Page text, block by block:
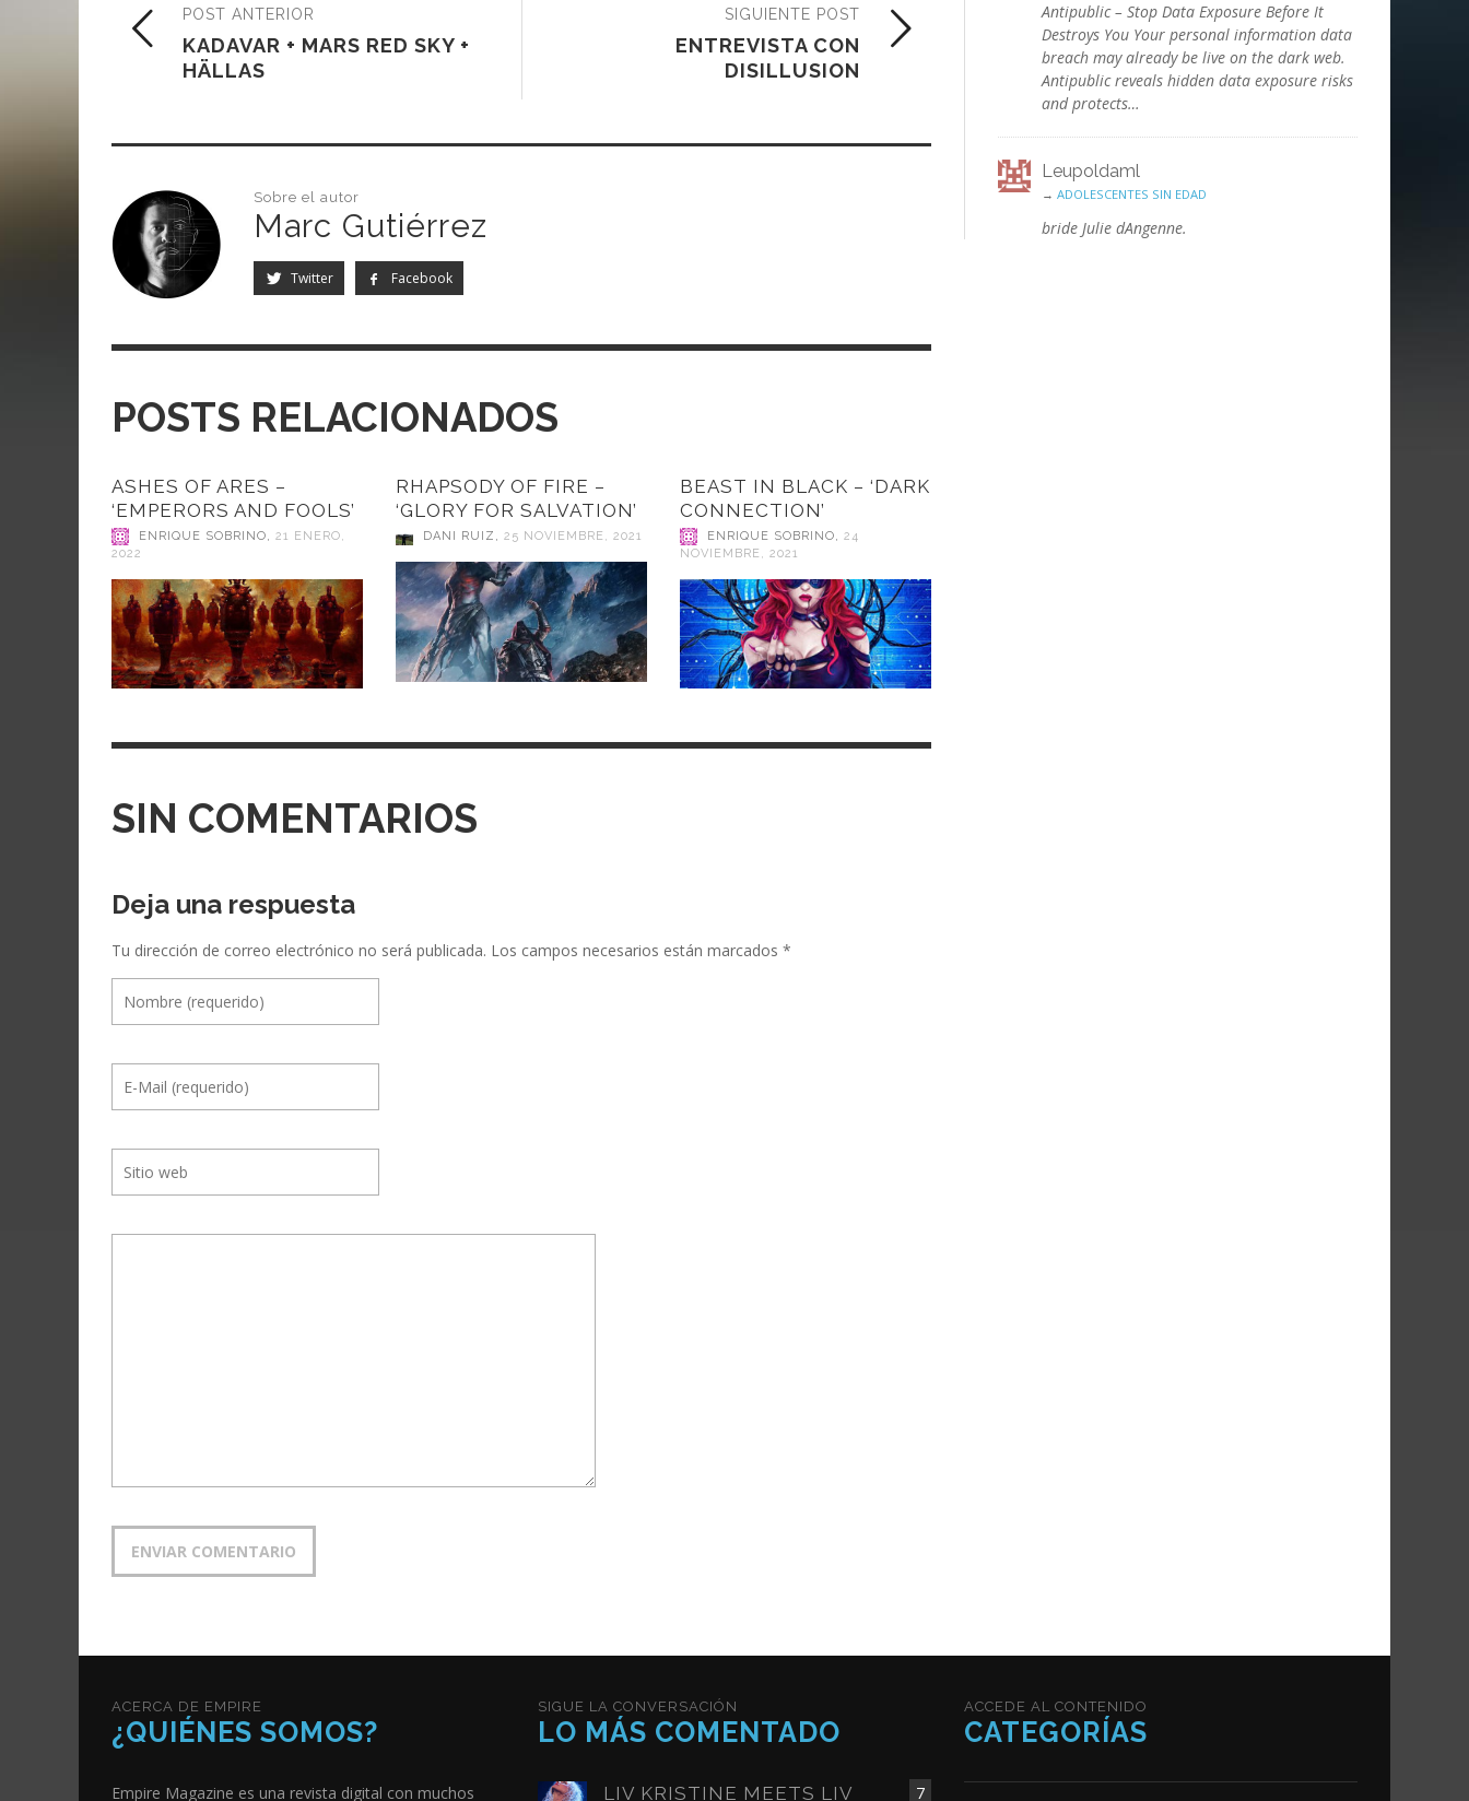
SIGUIENTE POST
ENTREVISTA CON
DISILLUSION
POST ANTERIOR
KADAVAR + MARS RED SKY +
HÄLLAS
Sobre el autor
Marc Gutiérrez
Twitter Facebook
POSTS RELACIONADOS
ASHES OF ARES –
‘EMPERORS AND FOOLS’
ENRIQUE SOBRINO, 21 ENERO,
2022
RHAPSODY OF FIRE –
‘GLORY FOR SALVATION’
DANI RUIZ , 25 NOVIEMBRE, 2021
BEAST IN BLACK – ‘DARK
CONNECTION’
ENRIQUE SOBRINO, 24
NOVIEMBRE, 2021
SIN COMENTARIOS
Deja una respuesta
Tu dirección de correo electrónico no será publicada. Los campos necesarios están marcados *
Antipublic – Stop Data Exposure Before It
Destroys You Your personal information data
breach may already be live on the dark web.
Antipublic reveals hidden data exposure risks
and protects…
Leupoldaml
→ ADOLESCENTES SIN EDAD
bride Julie dAngenne.
ACERCA DE EMPIRE
¿QUIÉNES SOMOS?
Empire Magazine es una revista digital con muchos
SIGUE LA CONVERSACIÓN
LO MÁS COMENTADO
7
LIV KRISTINE MEETS LIV
ACCEDE AL CONTENIDO
CATEGORÍAS